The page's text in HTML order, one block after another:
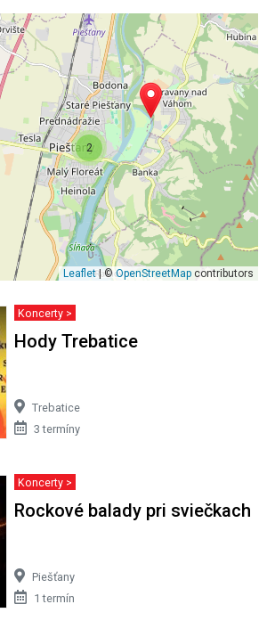
2
Leaflet| ©OpenStreetMap contributors
Koncerty >
Hody Trebatice
Trebatice
3 termíny
Koncerty >
Rockové balady pri sviečkach
Piešťany
1 termín